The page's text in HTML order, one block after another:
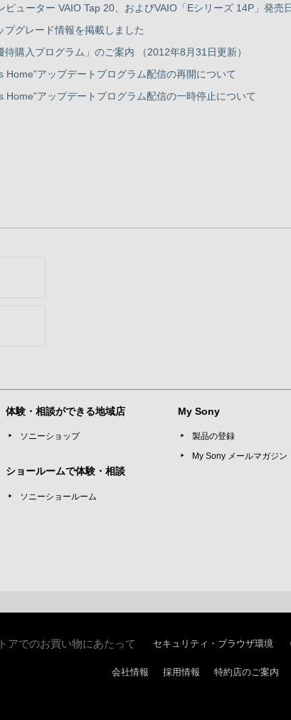
ピューター VAIO Tap 20、およびVAIO「Eシリーズ 14P」発売
プグレード情報を掲載しました
待購入プログラム」のご案内 （2012年8月31日更新）
Home”アップデートプログラム配信の再開について
Home”アップデートプログラム配信の一時停止について
体験・相談ができる地域店
ソニーショップ
ショールームで体験・相談
ソニーショールーム
My Sony
製品の登録
My Sony メールマガジン
アでのお買い物にあたって セキュリティ・ブラウザ環境
会社情報 採用情報 特約店のご案内